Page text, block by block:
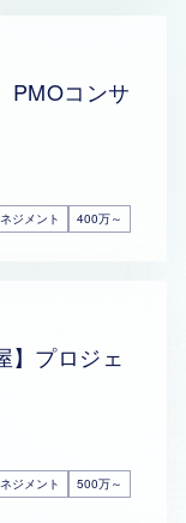
PMOコンサ
ジメント 400万～
】プロジェ
ジメント 500万～